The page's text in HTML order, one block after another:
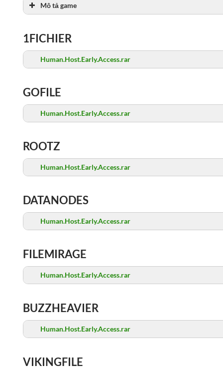
Lượt xem: 1,408
Mô tả game
1FICHIER
Human.Host.Early.Access.rar
GOFILE
Human.Host.Early.Access.rar
ROOTZ
Human.Host.Early.Access.rar
DATANODES
Human.Host.Early.Access.rar
FILEMIRAGE
Human.Host.Early.Access.rar
BUZZHEAVIER
Human.Host.Early.Access.rar
VIKINGFILE